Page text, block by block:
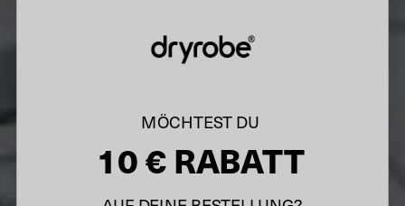
MÖCHTEST DU
10 € RABATT